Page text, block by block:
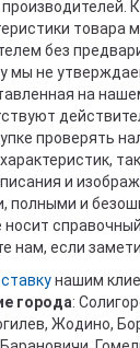
товара
без
мы не
на
проверять
и
полными и
справочный
нам, если
нашим
города:
Жодино,